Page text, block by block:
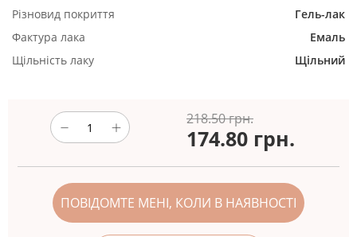
Різновид покриття
Гель-лак
Фактура лака
Емаль
Щільність лаку
Щільний
218.50 грн.
174.80 грн.
ПОВІДОМТЕ МЕНІ, КОЛИ В НАЯВНОСТІ